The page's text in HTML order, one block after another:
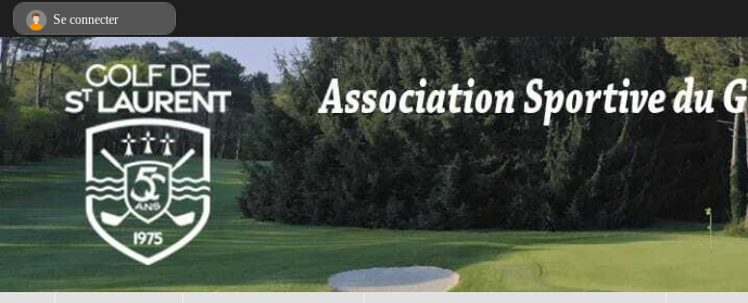
Se connecter
Panneau de gestion des cookies